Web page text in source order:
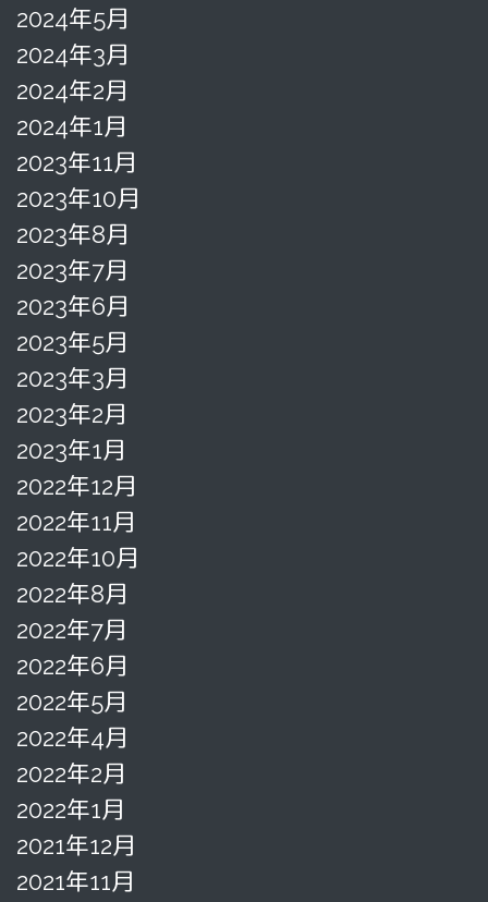
2024年5月
2024年3月
2024年2月
2024年1月
2023年11月
2023年10月
2023年8月
2023年7月
2023年6月
2023年5月
2023年3月
2023年2月
2023年1月
2022年12月
2022年11月
2022年10月
2022年8月
2022年7月
2022年6月
2022年5月
2022年4月
2022年2月
2022年1月
2021年12月
2021年11月